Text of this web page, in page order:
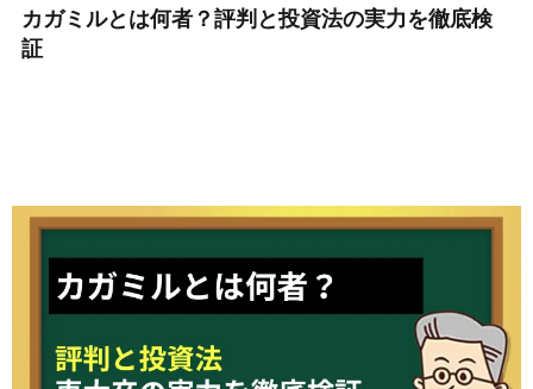
カガミルとは何者？評判と投資法の実力を徹底検
証